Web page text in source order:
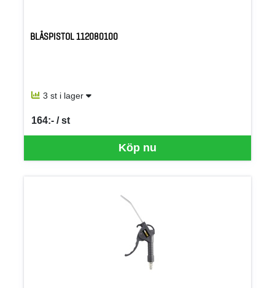
BLÅSPISTOL 112080100
3 st i lager
Köp nu
164:- / st
SEK per ST